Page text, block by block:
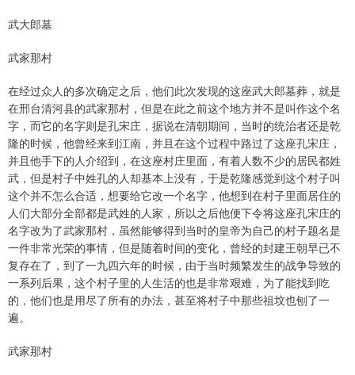
武大郎墓
武家那村
在经过众人的多次确定之后，他们此次发现的这座武大郎墓葬，就是
在邢台清河县的武家那村，但是在此之前这个地方并不是叫作这个名
字，而它的名字则是孔宋庄，据说在清朝期间，当时的统治者还是乾
隆的时候，他曾经来到江南，并且在这个过程中路过了这座孔宋庄，
并且他手下的人介绍到，在这座村庄里面，有着人数不少的居民都姓
武，但是村子中姓孔的人却基本上没有，于是乾隆感觉到这个村子叫
这个并不怎么合适，想要给它改一个名字，他想到在村子里面居住的
人们大部分全部都是武姓的人家，所以之后他便下令将这座孔宋庄的
名字改为了武家那村，虽然能够得到当时的皇帝为自己的村子题名是
一件非常光荣的事情，但是随着时间的变化，曾经的封建王朝早已不
复存在了，到了一九四六年的时候，由于当时频繁发生的战争导致的
一系列后果，这个村子里的人生活的也是非常艰难，为了能找到吃
的，他们也是用尽了所有的办法，甚至将村子中那些祖坟也刨了一
遍。
武家那村